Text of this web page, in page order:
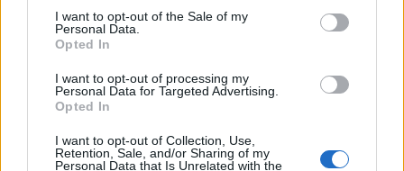
services and may gather and store information including but
not limited to your visit or usage behaviour. You may click to
grant or deny consent to Google and its third-party tags to
consent section.
I want to opt-out of the Sale of my
Personal Data.
Opted In
I want to opt-out of processing my
Personal Data for Targeted Advertising.
Opted In
I want to opt-out of Collection, Use,
Retention, Sale, and/or Sharing of my
Personal Data that Is Unrelated with the